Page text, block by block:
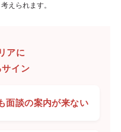
えられます。
アに
サイン
面談の案内が来ない